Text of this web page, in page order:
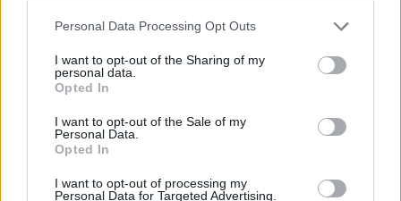
Please note that this website/app uses one or more Google
not limited to your visit or usage behaviour. You may click to
grant or deny consent to Google and its third-party tags to
use your data for below specified purposes in below Google
consent section.
Personal Data Processing Opt Outs
I want to opt-out of the Sharing of my
personal data.
Opted In
I want to opt-out of the Sale of my
Personal Data.
Opted In
I want to opt-out of processing my
Personal Data for Targeted Advertising.
kell működnie a szurkolók érdekében. A
kellemetlenségért személy szerint is a
szurkolók elnézését kérem!
Számunkra az a legfontosabb, hogy a jövőben azok
nemzeti együttes, illetve az MLSZ nem telt házas